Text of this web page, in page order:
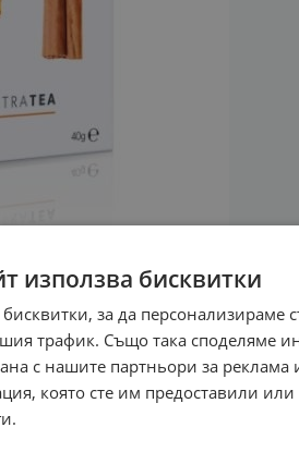
използва бисквитки
за да персонализираме
трафик. Също така споделяме
с нашите партньори за
която сте им предоставили